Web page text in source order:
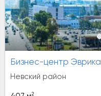
Бизнес-центр Эврика
Невский район
2